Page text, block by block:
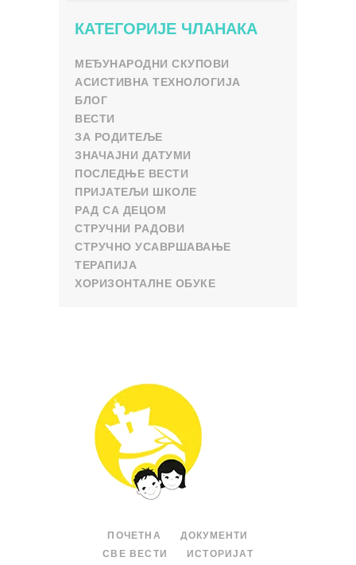
КАТЕГОРИЈЕ ЧЛАНАКА
МЕЂУНАРОДНИ СКУПОВИ
АСИСТИВНА ТЕХНОЛОГИЈА
БЛОГ
ВЕСТИ
ЗА РОДИТЕЉЕ
ЗНАЧАЈНИ ДАТУМИ
ПОСЛЕДЊЕ ВЕСТИ
ПРИЈАТЕЉИ ШКОЛЕ
РАД СА ДЕЦОМ
СТРУЧНИ РАДОВИ
СТРУЧНО УСАВРШАВАЊЕ
ТЕРАПИЈА
ХОРИЗОНТАЛНЕ ОБУКЕ
ПОЧЕТНА
ДОКУМЕНТИ
СВЕ ВЕСТИ
ИСТОРИЈАТ